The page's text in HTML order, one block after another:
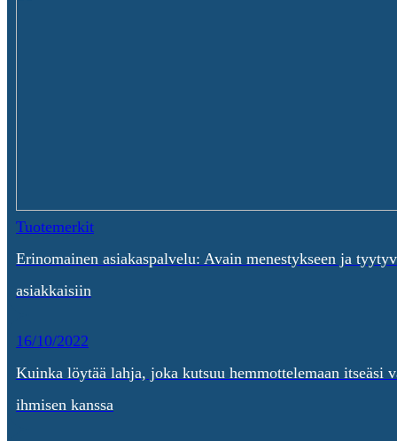
Tuotemerkit
Erinomainen asiakaspalvelu: Avain menestykseen ja
asiakkaisiin
16/10/2022
Kuinka löytää lahja, joka kutsuu hemmottelemaan itseäsi
ihmisen kanssa